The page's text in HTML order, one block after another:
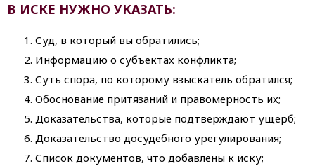
В ИСКЕ НУЖНО УКАЗАТЬ:
Суд, в который вы обратились;
Информацию о субъектах конфликта;
Суть спора, по которому взыскатель обратился;
Обоснование притязаний и правомерность их;
Доказательства, которые подтверждают ущерб;
Доказательство досудебного урегулирования;
Список документов, что добавлены к иску;